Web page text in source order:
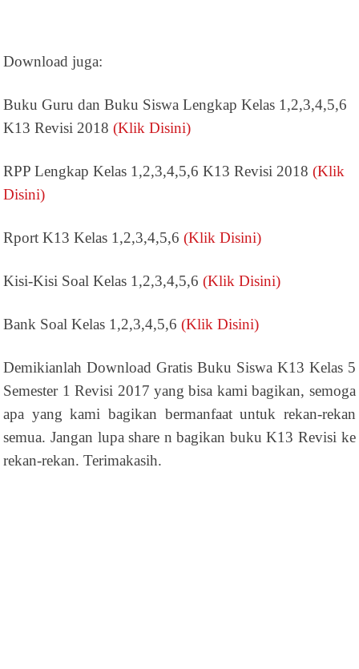
Download juga:
Buku Guru dan Buku Siswa Lengkap Kelas 1,2,3,4,5,6
K13 Revisi 2018(Klik Disini)
RPP Lengkap Kelas 1,2,3,4,5,6 K13 Revisi 2018(Klik
Disini)
Rport K13 Kelas 1,2,3,4,5,6(Klik Disini)
Kisi-Kisi Soal Kelas 1,2,3,4,5,6(Klik Disini)
Bank Soal Kelas 1,2,3,4,5,6(Klik Disini)
Demikianlah Download Gratis Buku Siswa K13 Kelas 5
Semester 1 Revisi 2017 yang bisa kami bagikan, semoga
apa yang kami bagikan bermanfaat untuk rekan-rekan
semua. Jangan lupa share n bagikan buku K13 Revisi ke
rekan-rekan. Terimakasih.